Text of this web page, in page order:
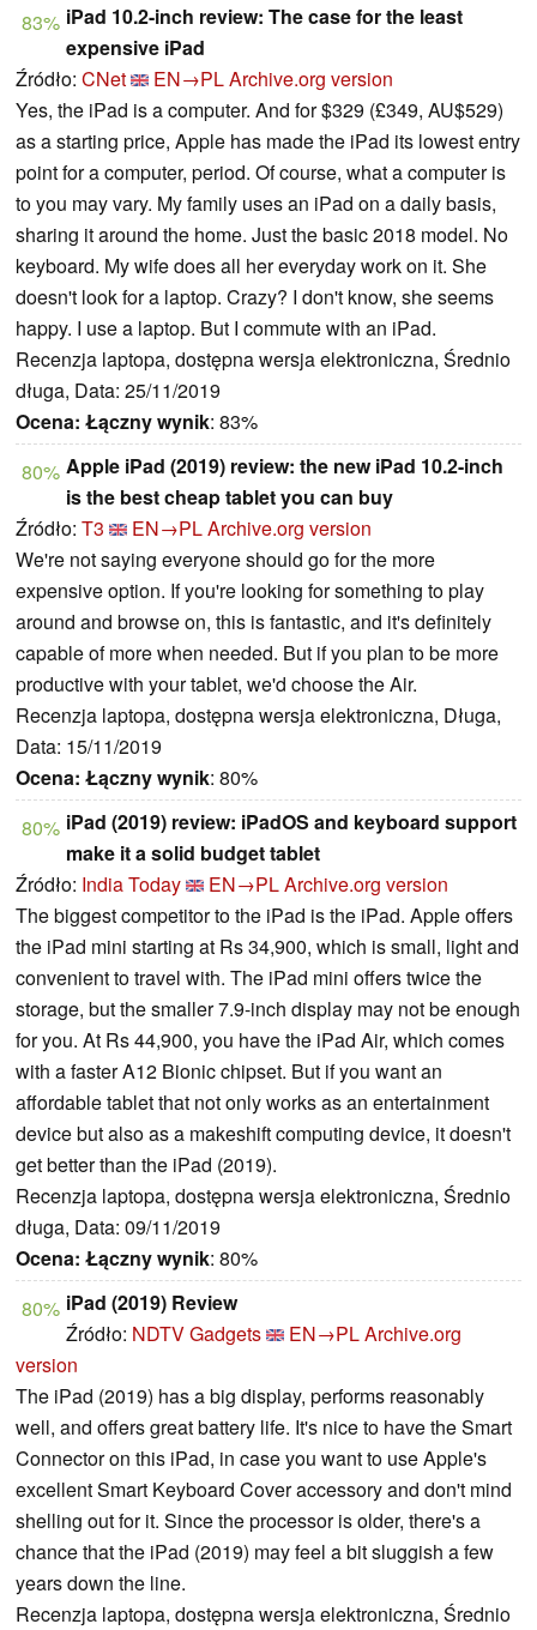
83% iPad 10.2-inch review: The case for the least
expensive iPad
Źródło: CNet EN→PLArchive.org version
Yes, the iPad is a computer. And for $329 (£349, AU$529)
as a starting price, Apple has made the iPad its lowest entry
point for a computer, period. Of course, what a computer is
to you may vary. My family uses an iPad on a daily basis,
sharing it around the home. Just the basic 2018 model. No
keyboard. My wife does all her everyday work on it. She
doesn't look for a laptop. Crazy? I don't know, she seems
happy. I use a laptop. But I commute with an iPad.
Recenzja laptopa, dostępna wersja elektroniczna, Średnio
długa, Data: 25/11/2019
Ocena: Łączny wynik: 83%
80% Apple iPad (2019) review: the new iPad 10.2-inch
is the best cheap tablet you can buy
Źródło: T3 EN→PLArchive.org version
We're not saying everyone should go for the more
expensive option. If you're looking for something to play
around and browse on, this is fantastic, and it's definitely
capable of more when needed. But if you plan to be more
productive with your tablet, we'd choose the Air.
Recenzja laptopa, dostępna wersja elektroniczna, Długa,
Data: 15/11/2019
Ocena: Łączny wynik: 80%
80% iPad (2019) review: iPadOS and keyboard support
make it a solid budget tablet
Źródło: India Today EN→PLArchive.org version
The biggest competitor to the iPad is the iPad. Apple offers
the iPad mini starting at Rs 34,900, which is small, light and
convenient to travel with. The iPad mini offers twice the
storage, but the smaller 7.9-inch display may not be enough
for you. At Rs 44,900, you have the iPad Air, which comes
with a faster A12 Bionic chipset. But if you want an
affordable tablet that not only works as an entertainment
device but also as a makeshift computing device, it doesn't
get better than the iPad (2019).
Recenzja laptopa, dostępna wersja elektroniczna, Średnio
długa, Data: 09/11/2019
Ocena: Łączny wynik: 80%
80% iPad (2019) Review
Źródło: NDTV Gadgets EN→PLArchive.org
version
The iPad (2019) has a big display, performs reasonably
well, and offers great battery life. It's nice to have the Smart
Connector on this iPad, in case you want to use Apple's
excellent Smart Keyboard Cover accessory and don't mind
shelling out for it. Since the processor is older, there's a
chance that the iPad (2019) may feel a bit sluggish a few
years down the line.
Recenzja laptopa, dostępna wersja elektroniczna, Średnio